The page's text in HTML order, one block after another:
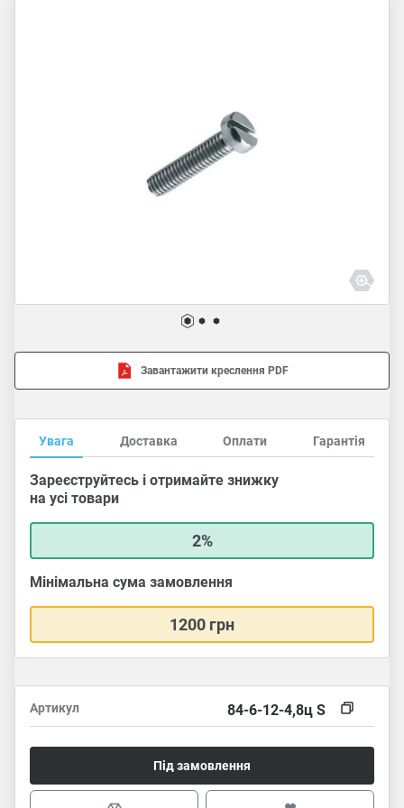
Завантажити креслення PDF
Увага Доставка Оплати Гарантія
Зареєструйтесь і отримайте знижку
на усі товари
2%
Мінімальна сума замовлення
1200 грн
Артикул 84-6-12-4,8ц S
Під замовлення